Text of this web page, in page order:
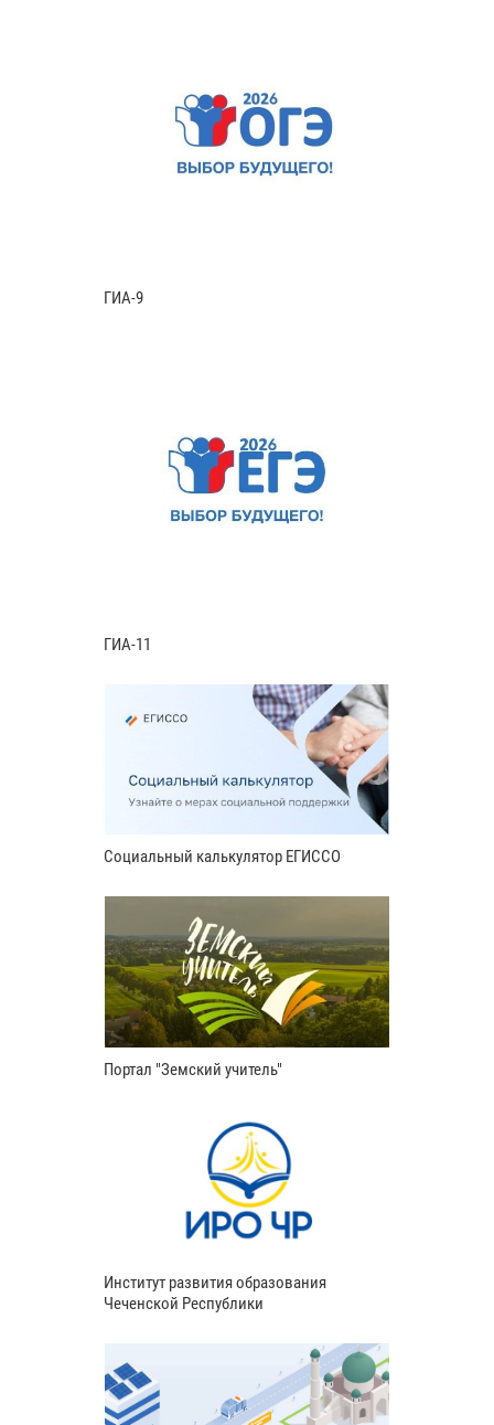
ГИА-9
ГИА-11
Социальный калькулятор ЕГИССО
Портал "Земский учитель"
Институт развития образования
Чеченской Республики